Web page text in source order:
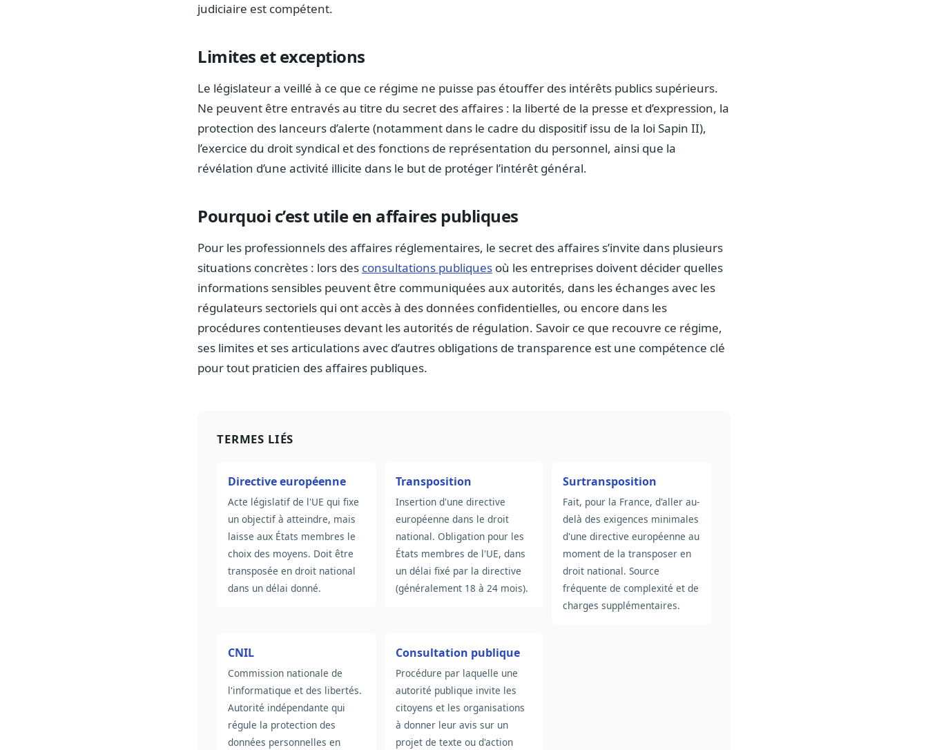
judiciaire est compétent.
Limites et exceptions
Le législateur a veillé à ce que ce régime ne puisse pas étouffer des intérêts publics supérieurs.
Ne peuvent être entravés au titre du secret des affaires : la liberté de la presse et d’expression, la
protection des lanceurs d’alerte (notamment dans le cadre du dispositif issu de la loi Sapin II),
l’exercice du droit syndical et des fonctions de représentation du personnel, ainsi que la
révélation d’une activité illicite dans le but de protéger l’intérêt général.
Pourquoi c’est utile en affaires publiques
Pour les professionnels des affaires réglementaires, le secret des affaires s’invite dans plusieurs
situations concrètes : lors des consultations publiques où les entreprises doivent décider quelles
informations sensibles peuvent être communiquées aux autorités, dans les échanges avec les
régulateurs sectoriels qui ont accès à des données confidentielles, ou encore dans les
procédures contentieuses devant les autorités de régulation. Savoir ce que recouvre ce régime,
ses limites et ses articulations avec d’autres obligations de transparence est une compétence clé
pour tout praticien des affaires publiques.
TERMES LIÉS
Directive européenne
Acte législatif de l'UE qui fixe
un objectif à atteindre, mais
laisse aux États membres le
choix des moyens. Doit être
transposée en droit national
dans un délai donné.
Transposition
Insertion d'une directive
européenne dans le droit
national. Obligation pour les
États membres de l'UE, dans
un délai fixé par la directive
(généralement 18 à 24 mois).
Surtransposition
Fait, pour la France, d'aller au-
delà des exigences minimales
d'une directive européenne au
moment de la transposer en
droit national. Source
fréquente de complexité et de
charges supplémentaires.
CNIL
Commission nationale de
l'informatique et des libertés.
Autorité indépendante qui
régule la protection des
données personnelles en
Consultation publique
Procédure par laquelle une
autorité publique invite les
citoyens et les organisations
à donner leur avis sur un
projet de texte ou d'action